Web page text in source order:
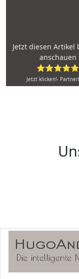
Jetzt diesen Artikel
anschauen
⭐⭐⭐⭐⭐
Jetzt klicken!-